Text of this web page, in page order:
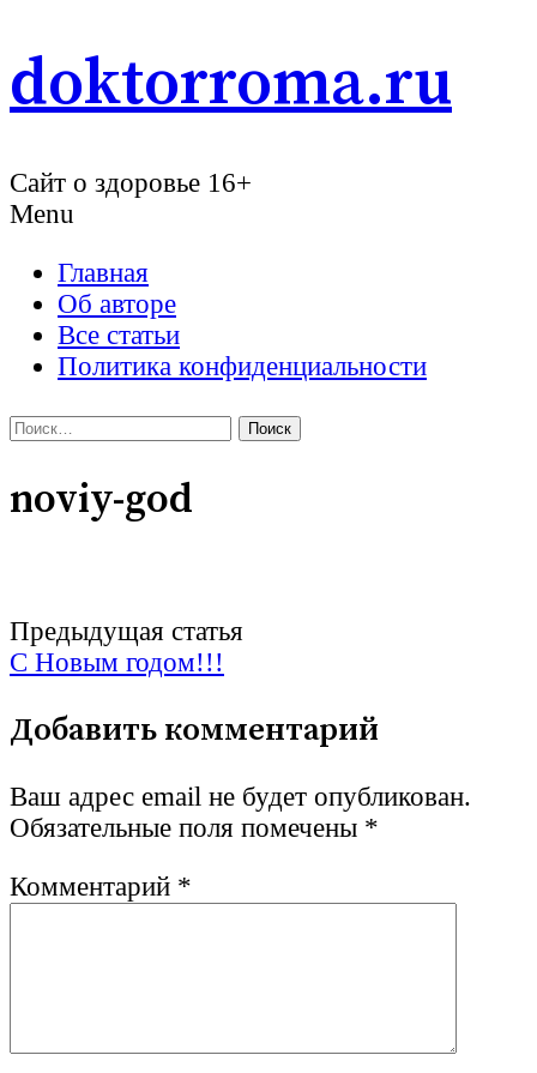
Skip
to
content
doktorroma.ru
Сайт о здоровье 16+
Menu
Главная
Об авторе
Все статьи
Политика конфиденциальности
Найти:
noviy-god
Post
navigation
Предыдущая статья
С Новым годом!!!
Добавить комментарий
Ваш адрес email не будет опубликован.
Обязательные поля помечены *
Комментарий *